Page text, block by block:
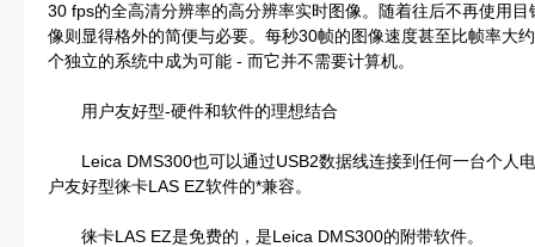
30 fps的全高清分辨率的高分辨率实时图像。随着往后不再使用
像则显得格外的简便与必要。每秒30帧的图像速度甚至比帧率大
个独立的系统中成为可能 - 而它并不需要计算机。
用户友好型-硬件和软件的理想结合
Leica DMS300也可以通过USB2数据线连接到任何一台个人
户友好型徕卡LAS EZ软件的*兼容。
徕卡LAS EZ是免费的，是Leica DMS300的附带软件。